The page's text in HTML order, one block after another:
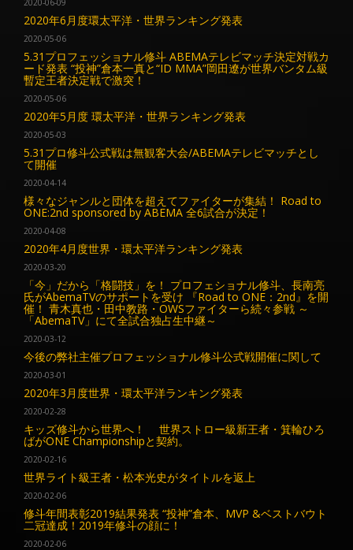
2020-06-09
2020年6月度環太平洋・世界ランキング発表
2020-05-06
5.31プロフェッショナル修斗 ABEMAテレビマッチ決定対戦カ
ード発表 “投神”倉本一真と“ID MMA”岡田遼が世界バンタム級
暫定王者決定戦で激突！
2020-05-06
2020年5月度 環太平洋・世界ランキング発表
2020-05-03
5.31プロ修斗公式戦は無観客大会/ABEMAテレビマッチとし
て開催
2020-04-14
様々なジャンルと団体を超えてファイターが集結！ Road to
ONE:2nd sponsored by ABEMA 全6試合が決定！
2020-04-08
2020年4月度世界・環太平洋ランキング発表
2020-03-20
「今」だから「格闘技」を！ プロフェショナル修斗、長南亮
氏がAbemaTVのサポートを受け 『Road to ONE：2nd』を開
催！ 青木真也・田中教路・OWSファイターら続々参戦 ～
「AbemaTV」にて全試合独占生中継～
2020-03-12
今後の弊社主催プロフェッショナル修斗公式戦開催に関して
2020-03-01
2020年3月度世界・環太平洋ランキング発表
2020-02-28
キッズ修斗から世界へ！ 世界ストロー級新王者・箕輪ひろ
ばがONE Championshipと契約。
2020-02-16
世界ライト級王者・松本光史がタイトルを返上
2020-02-06
修斗年間表彰2019結果発表 “投神”倉本、MVP &ベストバウト
二冠達成！2019年修斗の顔に！
2020-02-06